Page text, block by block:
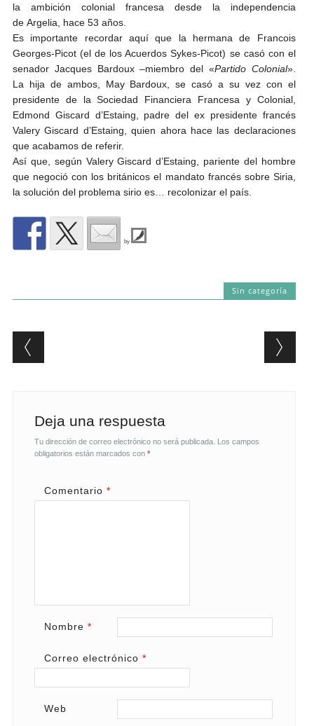
la ambición colonial francesa desde la independencia
de Argelia, hace 53 años.
Es importante recordar aquí que la hermana de Francois
Georges-Picot (el de los Acuerdos Sykes-Picot) se casó con el
senador Jacques Bardoux –miembro del «Partido Colonial».
La hija de ambos, May Bardoux, se casó a su vez con el
presidente de la Sociedad Financiera Francesa y Colonial,
Edmond Giscard d’Estaing, padre del ex presidente francés
Valery Giscard d’Estaing, quien ahora hace las declaraciones
que acabamos de referir.
Así que, según Valery Giscard d’Estaing, pariente del hombre
que negoció con los británicos el mandato francés sobre Siria,
la solución del problema sirio es… recolonizar el país.
by
Sin categoría
Post navigation
Deja una respuesta
Tu dirección de correo electrónico no será publicada. Los campos
obligatorios están marcados con *
Comentario *
Nombre *
Correo electrónico *
Web